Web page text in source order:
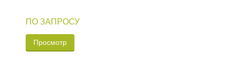
ПО ЗАПРОСУ
Просмотр